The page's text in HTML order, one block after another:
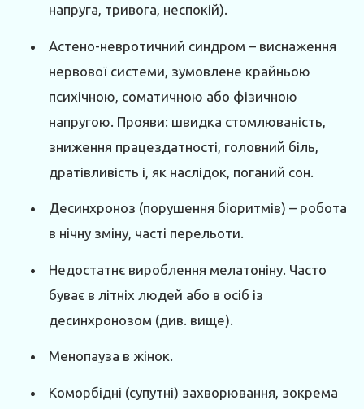
напруга, тривога, неспокій).
Астено-невротичний синдром – виснаження
нервової системи, зумовлене крайньою
психічною, соматичною або фізичною
напругою. Прояви: швидка стомлюваність,
зниження працездатності, головний біль,
дратівливість і, як наслідок, поганий сон.
Десинхроноз (порушення біоритмів) – робота
в нічну зміну, часті перельоти.
Недостатнє вироблення мелатоніну. Часто
буває в літніх людей або в осіб із
десинхронозом (див. вище).
Менопауза в жінок.
Коморбідні (супутні) захворювання, зокрема